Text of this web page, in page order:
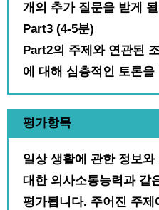
개의 추가 질문을 받게
Part3 (4-5분)
Part2의 주제와 연관된
에 대해 심층적인 토론을
평가항목
일상 생활에 관한 정보와
대한 의사소통능력과 같
평가됩니다. 주어진 주